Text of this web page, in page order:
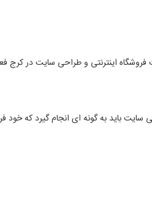
اينترنتی و طراحی سایت در کرج
باید به گونه ای انجام گیرد که خود